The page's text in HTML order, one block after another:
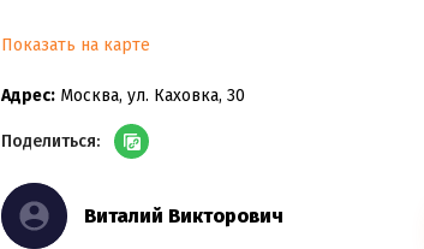
Показать на карте
Адрес: Москва, ул. Каховка, 30
Поделиться:
Виталий Викторович